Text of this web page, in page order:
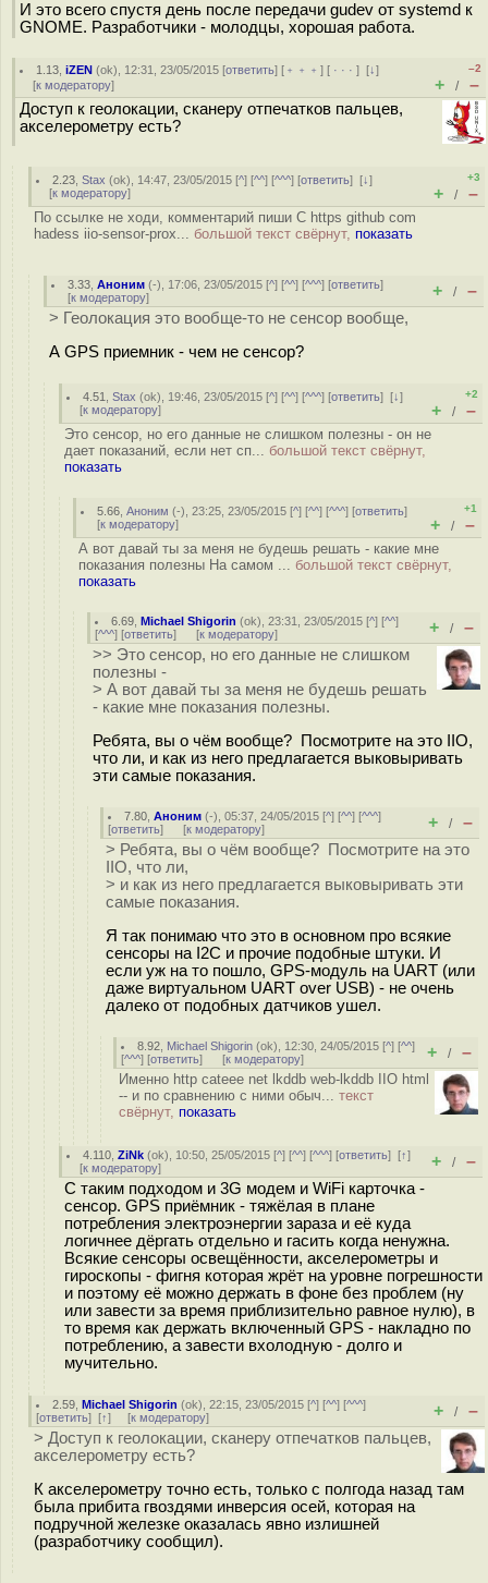
И это всего спустя день после передачи gudev от systemd к
GNOME. Разработчики - молодцы, хорошая работа.
1.13 ,iZEN (ok), 12:31, 23/05/2015 [ответить] [ ﹢﹢﹢] [ · · ·][↓]
[к модератору]
–2
+ / –
Доступ к геолокации, сканеру отпечатков пальцев,
акселерометру есть?
2.23 ,Stax (ok), 14:47, 23/05/2015 [^] [^^] [^^^] [ответить][↓]
[к модератору]
+3
+ / –
По ссылке не ходи, комментарий пиши С https github com
hadess iio-sensor-prox... большой текст свёрнут, показать
3.33 ,Аноним (-), 17:06, 23/05/2015 [^] [^^] [^^^] [ответить]
[к модератору] + / –
> Геолокация это вообще-то не сенсор вообще,
А GPS приемник - чем не сенсор?
4.51 ,Stax (ok), 19:46, 23/05/2015 [^] [^^] [^^^] [ответить][↓]
[к модератору]
+2
+ / –
Это сенсор, но его данные не слишком полезны - он не
дает показаний, если нет сп... большой текст свёрнут,
показать
5.66 ,Аноним (-), 23:25, 23/05/2015 [^] [^^] [^^^] [ответить]
[к модератору]
+1
+ / –
А вот давай ты за меня не будешь решать - какие мне
показания полезны На самом ... большой текст свёрнут,
показать
6.69 ,Michael Shigorin (ok), 23:31, 23/05/2015 [^] [^^]
[^^^] [ответить] [к модератору] + / –
>> Это сенсор, но его данные не слишком
полезны -
> А вот давай ты за меня не будешь решать
- какие мне показания полезны.
Ребята, вы о чём вообще? Посмотрите на это IIO,
что ли, и как из него предлагается выковыривать
эти самые показания.
7.80 ,Аноним (-), 05:37, 24/05/2015 [^] [^^] [^^^]
[ответить] [к модератору] + / –
> Ребята, вы о чём вообще? Посмотрите на это
IIO, что ли,
> и как из него предлагается выковыривать эти
самые показания.
Я так понимаю что это в основном про всякие
сенсоры на I2C и прочие подобные штуки. И
если уж на то пошло, GPS-модуль на UART (или
даже виртуальном UART over USB) - не очень
далеко от подобных датчиков ушел.
8.92 Michael Shigorin (ok), 12:30, 24/05/2015 [^] [^^]
[^^^] [ответить] [к модератору] + / –
Именно http cateee net lkddb web-lkddb IIO html
-- и по сравнению с ними обыч... текст
свёрнут, показать
4.110 ,ZiNk (ok), 10:50, 25/05/2015 [^] [^^] [^^^] [ответить][↑]
[к модератору] + / –
С таким подходом и 3G модем и WiFi карточка -
сенсор. GPS приёмник - тяжёлая в плане
потребления электроэнергии зараза и её куда
логичнее дёргать отдельно и гасить когда ненужна.
Всякие сенсоры освещённости, акселерометры и
гироскопы - фигня которая жрёт на уровне погрешности
и поэтому её можно держать в фоне без проблем (ну
или завести за время приблизительно равное нулю), в
то время как держать включенный GPS - накладно по
потреблению, а завести вхолодную - долго и
мучительно.
2.59 ,Michael Shigorin (ok), 22:15, 23/05/2015 [^] [^^] [^^^]
[ответить] [↑] [к модератору] + / –
> Доступ к геолокации, сканеру отпечатков пальцев,
акселерометру есть?
К акселерометру точно есть, только с полгода назад там
была прибита гвоздями инверсия осей, которая на
подручной железке оказалась явно излишней
(разработчику сообщил).